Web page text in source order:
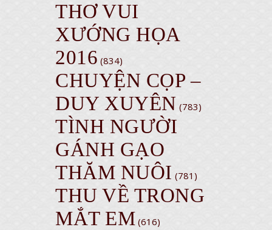
THƠ VUI
XƯỚNG HỌA
2016 (834)
CHUYỆN CỌP –
DUY XUYÊN (783)
TÌNH NGƯỜI
GÁNH GẠO
THĂM NUÔI (781)
THU VỀ TRONG
MẮT EM (616)